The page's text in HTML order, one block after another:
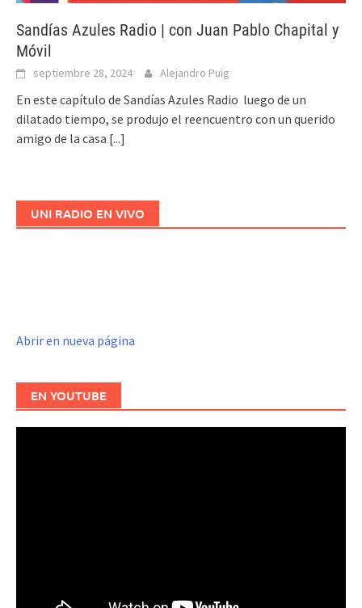
Sandías Azules Radio | con Juan Pablo Chapital y
Móvil
septiembre 28, 2024 Alejandro Puig
En este capítulo de Sandías Azules Radio luego de un
dilatado tiempo, se produjo el reencuentro con un querido
amigo de la casa [...]
UNI RADIO EN VIVO
Abrir en nueva página
EN YOUTUBE